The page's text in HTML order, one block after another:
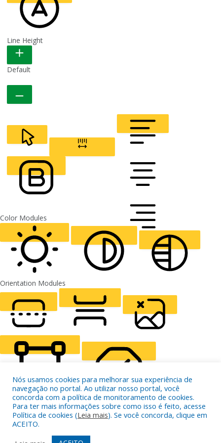
READABLE FONT
Default
CURSOR LETTER SPACING
ALIGN TEXT
LIGHT CONTRAST
Orientation Modules
READING LINE READING MASK HIDE IMAGES
HIGHLIGHT CONTENT STOP ANIMATIONS
Nós usamos cookies para melhorar sua experiência de
navegação no portal. Ao utilizar nosso portal, você
concorda com a política de monitoramento de cookies.
Para ter mais informações sobre como isso é feito, acesse
Política de cookies (Leia mais). Se você concorda, clique em
ACEITO.